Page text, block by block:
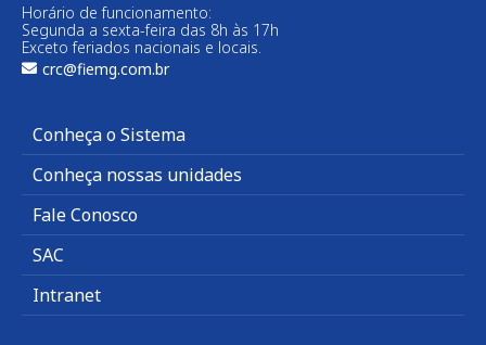
Horário de funcionamento:
Segunda a sexta-feira das 8h às 17h
Exceto feriados nacionais e locais.
crc@fiemg.com.br
Conheça o Sistema
Conheça nossas unidades
Fale Conosco
SAC
Intranet